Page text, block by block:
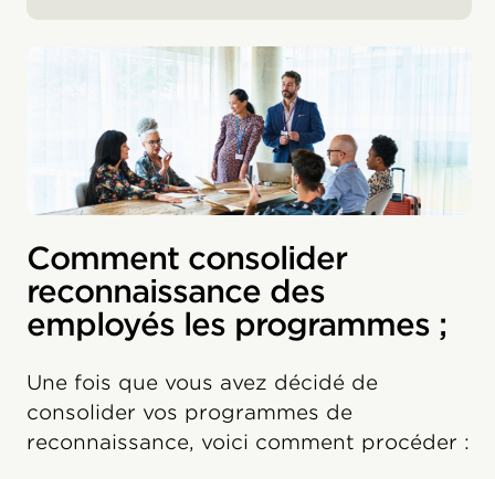
Comment consolider
reconnaissance des
employés les programmes ;
Une fois que vous avez décidé de
consolider vos programmes de
reconnaissance, voici comment procéder :